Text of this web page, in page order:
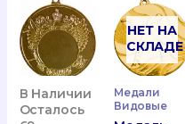
В Наличии
Осталось
НЕТ НА
СКЛАДЕ
Медали
Видовые